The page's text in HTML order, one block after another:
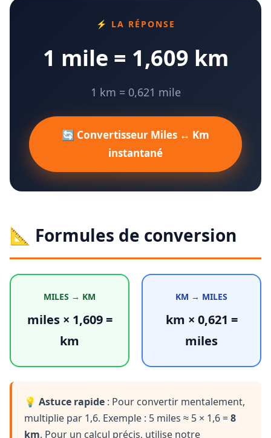
⚡ LA RÉPONSE
1 mile = 1,609 km
1 km = 0,621 mile
🔄 Convertisseur Miles ↔ Km
instantané
📐 Formules de conversion
MILES → KM
miles × 1,609 =
km
KM → MILES
km × 0,621 =
miles
💡 Astuce rapide : Pour convertir mentalement,
multiplie par 1,6. Exemple : 5 miles ≈ 5 × 1,6 =8
km. Pour un calcul précis, utilise notre